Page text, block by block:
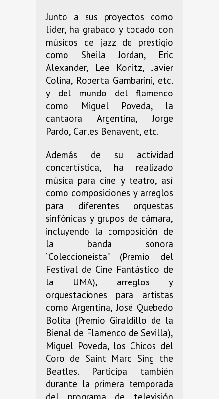
Junto a sus proyectos como
líder, ha grabado y tocado con
músicos de jazz de prestigio
como Sheila Jordan, Eric
Alexander, Lee Konitz, Javier
Colina, Roberta Gambarini, etc.
y del mundo del flamenco
como Miguel Poveda, la
cantaora Argentina, Jorge
Pardo, Carles Benavent, etc.
Además de su actividad
concertística, ha realizado
música para cine y teatro, así
como composiciones y arreglos
para diferentes orquestas
sinfónicas y grupos de cámara,
incluyendo la composición de
la banda sonora
“Coleccioneista” (Premio del
Festival de Cine Fantástico de
la UMA), arreglos y
orquestaciones para artistas
como Argentina, José Quebedo
Bolita (Premio Giraldillo de la
Bienal de Flamenco de Sevilla),
Miguel Poveda, los Chicos del
Coro de Saint Marc Sing the
Beatles. Participa también
durante la primera temporada